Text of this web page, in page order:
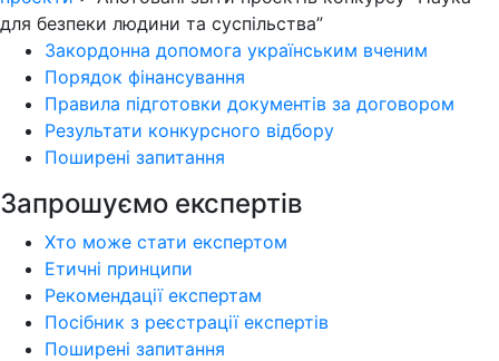
для безпеки людини та суспільства”
Закордонна допомога українським вченим
Порядок фінансування
Правила підготовки документів за договором
Результати конкурсного відбору
Поширені запитання
Запрошуємо експертів
Хто може стати експертом
Етичні принципи
Рекомендації експертам
Посібник з реєстрації експертів
Поширені запитання